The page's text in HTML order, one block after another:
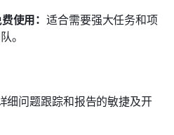
使用：适合需要强大任务和项
。
细问题跟踪和报告的敏捷及开